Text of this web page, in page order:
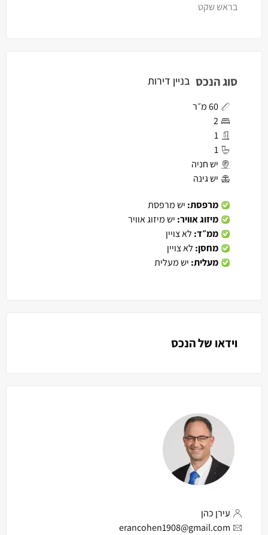
בראש שקט
סוג הנכס בניין דירות
60 מ״ר
2
1
1
יש חניה
יש גינה
מרפסת: יש מרפסת
מיזוג אוויר: יש מיזוג אוויר
ממ״ד: לא צויין
מחסן: לא צויין
מעלית: יש מעלית
וידאו של הנכס
עירן כהן
erancohen1908@gmail.com